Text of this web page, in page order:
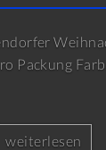
Packung
weiterlesen